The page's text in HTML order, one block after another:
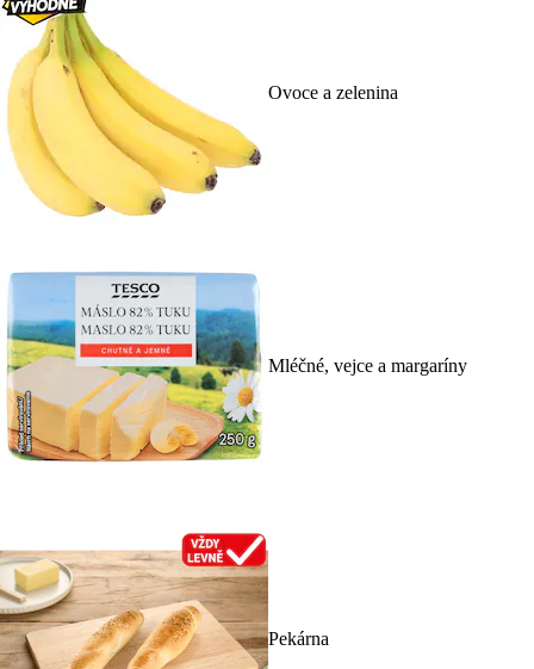
Ovoce a zelenina
Mléčné, vejce a margaríny
Pekárna